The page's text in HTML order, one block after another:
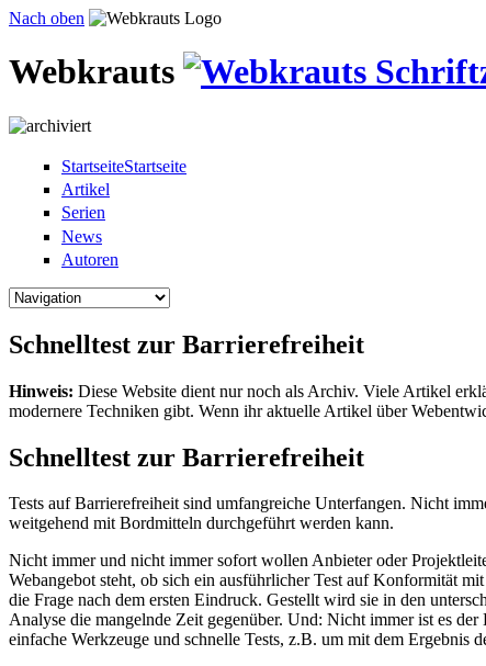
Direkt zum Inhalt
Nach oben
Webkrauts
StartseiteStartseite
Artikel
Serien
News
Autoren
Schnelltest zur Barrierefreiheit
Hinweis: Diese Website dient nur noch als Archiv. Viele Artikel
modernere Techniken gibt. Wenn ihr aktuelle Artikel über
Schnelltest zur Barrierefreiheit
Tests auf Barrierefreiheit sind umfangreiche Unterfangen. Nicht
weitgehend mit Bordmitteln durchgeführt werden kann.
Nicht immer und nicht immer sofort wollen Anbieter oder
Webangebot steht, ob sich ein ausführlicher Test auf Konformität
die Frage nach dem ersten Eindruck. Gestellt wird sie in den
Analyse die mangelnde Zeit gegenüber. Und: Nicht immer ist es
einfache Werkzeuge und schnelle Tests, z.B. um mit dem